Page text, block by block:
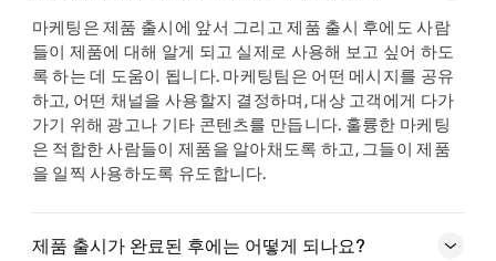
마케팅은 제품 출시에 앞서 그리고 제품 출시 후에도 사람
들이 제품에 대해 알게 되고 실제로 사용해 보고 싶어 하도
록 하는 데 도움이 됩니다. 마케팅팀은 어떤 메시지를 공유
하고, 어떤 채널을 사용할지 결정하며, 대상 고객에게 다가
가기 위해 광고나 기타 콘텐츠를 만듭니다. 훌륭한 마케팅
은 적합한 사람들이 제품을 알아채도록 하고, 그들이 제품
을 일찍 사용하도록 유도합니다.
제품 출시가 완료된 후에는 어떻게 되나요?